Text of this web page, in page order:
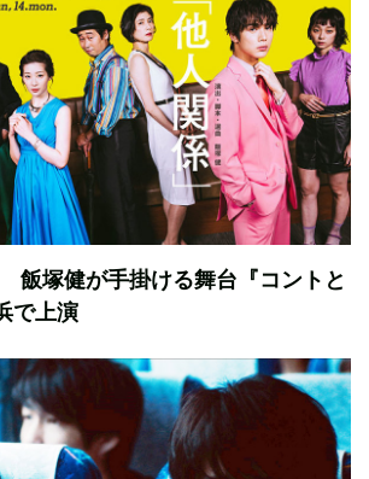
飯塚健が手掛ける舞台『コントと
で上演